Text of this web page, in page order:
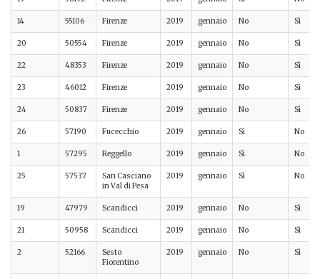
14 55106 Firenze 2019 gennaio No Sì
20 50554 Firenze 2019 gennaio No Sì
22 48353 Firenze 2019 gennaio No Sì
23 46012 Firenze 2019 gennaio No Sì
24 50837 Firenze 2019 gennaio No Sì
26 57190 Fucecchio 2019 gennaio Sì No
1 57295 Reggello 2019 gennaio Sì No
25 57537
San Casciano
in Val di Pesa
2019 gennaio Sì No
19 47979 Scandicci 2019 gennaio No Sì
21 50958 Scandicci 2019 gennaio No Sì
2 52166
Sesto
Fiorentino
2019 gennaio No Sì